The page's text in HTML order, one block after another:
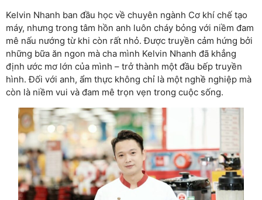
Kelvin Nhanh ban đầu học về chuyên ngành Cơ khí chế tạo
máy, nhưng trong tâm hồn anh luôn cháy bỏng với niềm đam
mê nấu nướng từ khi còn rất nhỏ. Được truyền cảm hứng bởi
những bữa ăn ngon mà cha mình Kelvin Nhanh đã khẳng
định ước mơ lớn của mình – trở thành một đầu bếp truyền
hình. Đối với anh, ẩm thực không chỉ là một nghề nghiệp mà
còn là niềm vui và đam mê trọn vẹn trong cuộc sống.